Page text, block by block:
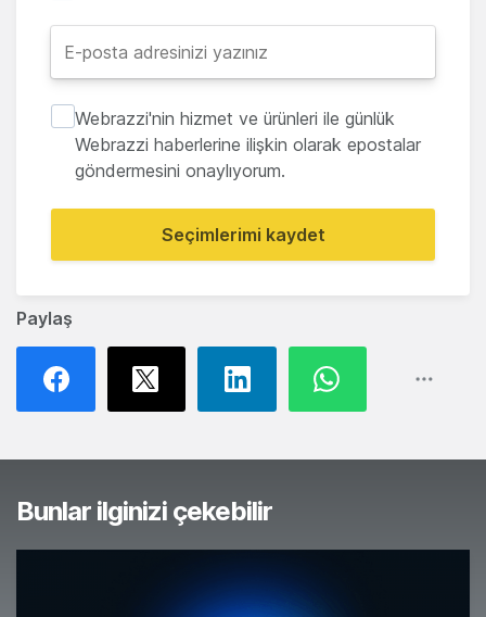
Paylaş
Webrazzi'nin hizmet ve ürünleri ile günlük
Webrazzi haberlerine ilişkin olarak epostalar
göndermesini onaylıyorum.
Seçimlerimi kaydet
Bunlar ilginizi çekebilir